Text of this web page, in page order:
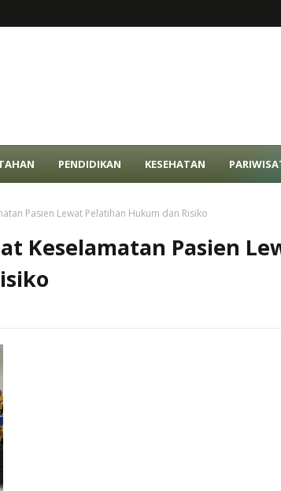
PENDIDIKAN KESEHATAN
Pasien Lewat Pelatihan Hukum dan Risiko
Keselamatan Pasien